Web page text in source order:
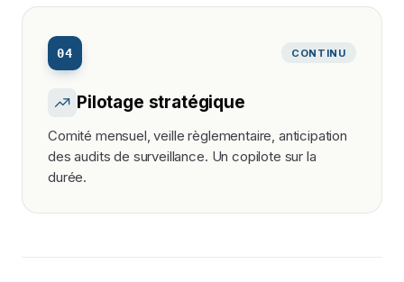
04 CONTINU
Pilotage stratégique
Comité mensuel, veille règlementaire, anticipation
des audits de surveillance. Un copilote sur la
durée.